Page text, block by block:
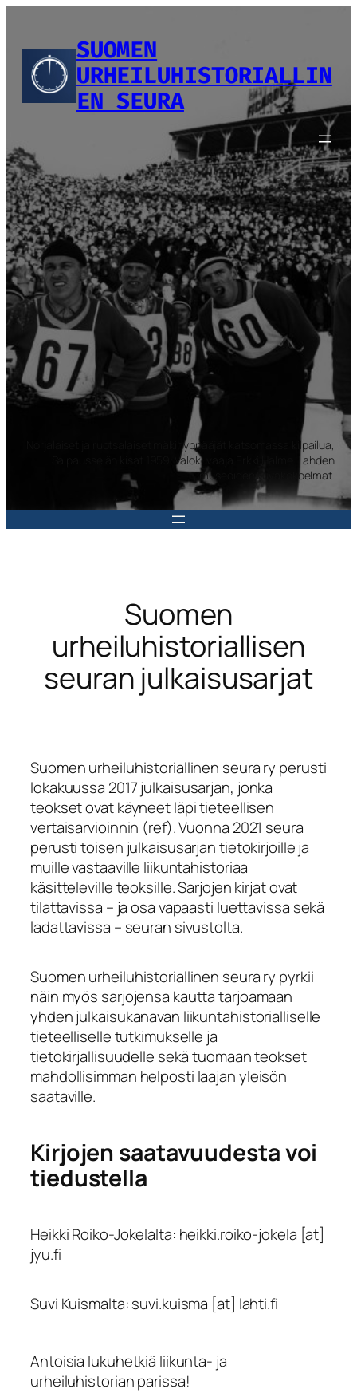
SUOMEN
URHEILUHISTORIALLIN
EN SEURA
Norjalaiset ja ruotsalaiset mäkihyppääjät katsomassa kilpailua,
Salpausselän kisat 1959. Valokuvaaja Erkki Halme. Lahden
museoiden kuvakokoelmat.
Suomen
urheiluhistoriallisen
seuran julkaisusarjat
Suomen urheiluhistoriallinen seura ry perusti
lokakuussa 2017 julkaisusarjan, jonka
teokset ovat käyneet läpi tieteellisen
vertaisarvioinnin (ref). Vuonna 2021 seura
perusti toisen julkaisusarjan tietokirjoille ja
muille vastaaville liikuntahistoriaa
käsitteleville teoksille. Sarjojen kirjat ovat
tilattavissa – ja osa vapaasti luettavissa sekä
ladattavissa – seuran sivustolta.
Suomen urheiluhistoriallinen seura ry pyrkii
näin myös sarjojensa kautta tarjoamaan
yhden julkaisukanavan liikuntahistorialliselle
tieteelliselle tutkimukselle ja
tietokirjallisuudelle sekä tuomaan teokset
mahdollisimman helposti laajan yleisön
saataville.
Kirjojen saatavuudesta voi
tiedustella
Heikki Roiko-Jokelalta: heikki.roiko-jokela [at]
jyu.fi
Suvi Kuismalta: suvi.kuisma [at] lahti.fi
Antoisia lukuhetkiä liikunta- ja
urheiluhistorian parissa!